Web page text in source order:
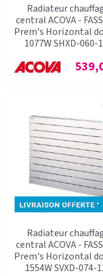
Radiateur
central ACOVA -
Prem's Horizontal
1077W SHXD-060-
Prix
Radiateur
central ACOVA -
Prem's Horizontal
1554W SVXD-074-